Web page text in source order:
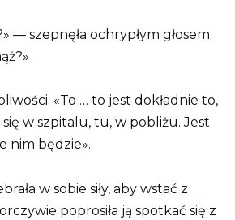
— szepnęła ochrypłym głosem.
«To … to jest dokładnie to,
w szpitalu, tu, w pobliżu. Jest
nim będzie».
w sobie siły, aby wstać z
poprosiła ją spotkać się z